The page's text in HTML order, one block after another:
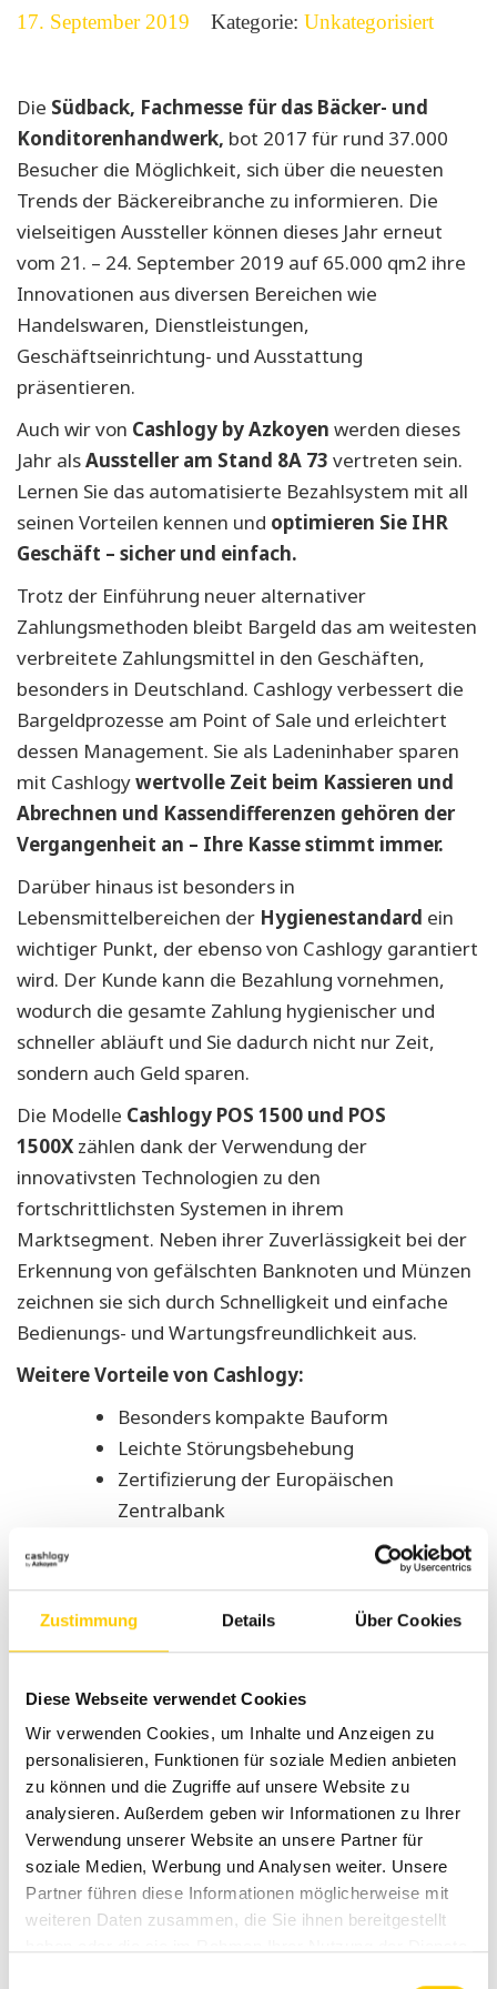
Zustimmung Details Über Cookies
Diese Webseite verwendet Cookies
Wir verwenden Cookies, um Inhalte und Anzeigen zu
personalisieren, Funktionen für soziale Medien anbieten
zu können und die Zugriffe auf unsere Website zu
analysieren. Außerdem geben wir Informationen zu Ihrer
Verwendung unserer Website an unsere Partner für
soziale Medien, Werbung und Analysen weiter. Unsere
Partner führen diese Informationen möglicherweise mit
weiteren Daten zusammen, die Sie ihnen bereitgestellt
17. September 2019 Kategorie: Unkategorisiert
Die Südback, Fachmesse für das Bäcker- und
Konditorenhandwerk, bot 2017 für rund 37.000
Besucher die Möglichkeit, sich über die neuesten
Trends der Bäckereibranche zu informieren. Die
vielseitigen Aussteller können dieses Jahr erneut
vom 21. – 24. September 2019 auf 65.000 qm2 ihre
Innovationen aus diversen Bereichen wie
Handelswaren, Dienstleistungen,
Geschäftseinrichtung- und Ausstattung
präsentieren.
Auch wir von Cashlogy by Azkoyen werden dieses
Jahr alsAussteller am Stand 8A 73 vertreten sein.
Lernen Sie das automatisierte Bezahlsystem mit all
seinen Vorteilen kennen und optimieren Sie IHR
Geschäft – sicher und einfach.
Trotz der Einführung neuer alternativer
Zahlungsmethoden bleibt Bargeld das am weitesten
verbreitete Zahlungsmittel in den Geschäften,
besonders in Deutschland. Cashlogy verbessert die
Bargeldprozesse am Point of Sale und erleichtert
dessen Management. Sie als Ladeninhaber sparen
mit Cashlogywertvolle Zeit beim Kassieren und
Abrechnen und Kassendifferenzen gehören der
Vergangenheit an – Ihre Kasse stimmt immer.
Darüber hinaus ist besonders in
Lebensmittelbereichen der Hygienestandard ein
wichtiger Punkt, der ebenso von Cashlogy garantiert
wird. Der Kunde kann die Bezahlung vornehmen,
wodurch die gesamte Zahlung hygienischer und
schneller abläuft und Sie dadurch nicht nur Zeit,
sondern auch Geld sparen.
Die Modelle Cashlogy POS 1500 und POS
1500X zählen dank der Verwendung der
innovativsten Technologien zu den
fortschrittlichsten Systemen in ihrem
Marktsegment. Neben ihrer Zuverlässigkeit bei der
Erkennung von gefälschten Banknoten und Münzen
zeichnen sie sich durch Schnelligkeit und einfache
Bedienungs- und Wartungsfreundlichkeit aus.
Weitere Vorteile von Cashlogy:
Besonders kompakte Bauform
Leichte Störungsbehebung
Zertifizierung der Europäischen
Zentralbank
Intelligente Wechselgeldwiedergabe
Sicherheitskonzept mit verschiedenen
Aussonderung von Fremdkörpern
Wir freuen uns auf Ihren Besuch bei der Südback!
Beitragsnavigation
Eurocis 2019 – Erleben
Sie Cashlogy in Halle 9
Stand B40 in Aktion
Behalten Sie
jederzeit Kontrolle
über Ihr Bargeld –
besuchen Sie uns an
unserem Cashlogy by